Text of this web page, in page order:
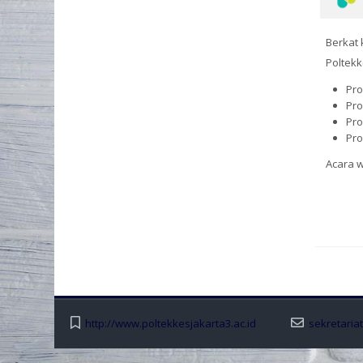
Berkat
Acara
http://www.poltekkesjakarta3.ac.id